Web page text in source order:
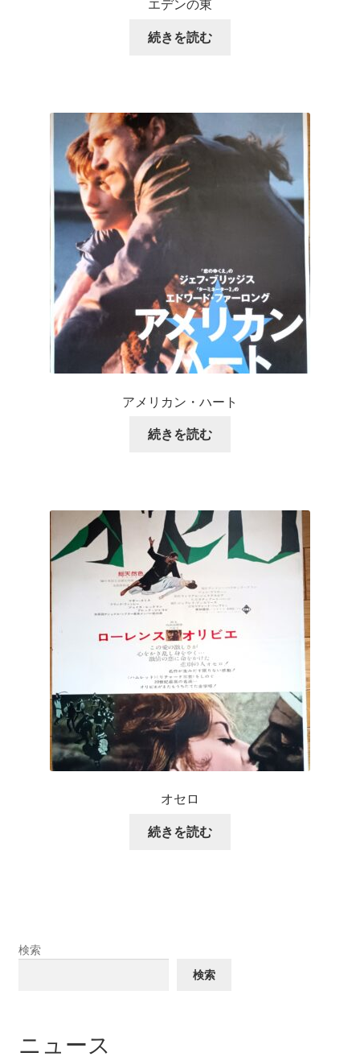
エデンの東
続きを読む
アメリカン・ハート
続きを読む
オセロ
続きを読む
検索
検索
ニュース